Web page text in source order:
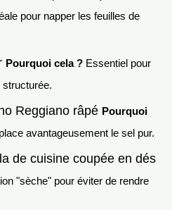
pour napper les feuilles de
Pourquoi cela ? Essentiel pour
structurée.
Reggiano râpé Pourquoi
avantageusement le sel pur.
de cuisine coupée en dés
"sèche" pour éviter de rendre